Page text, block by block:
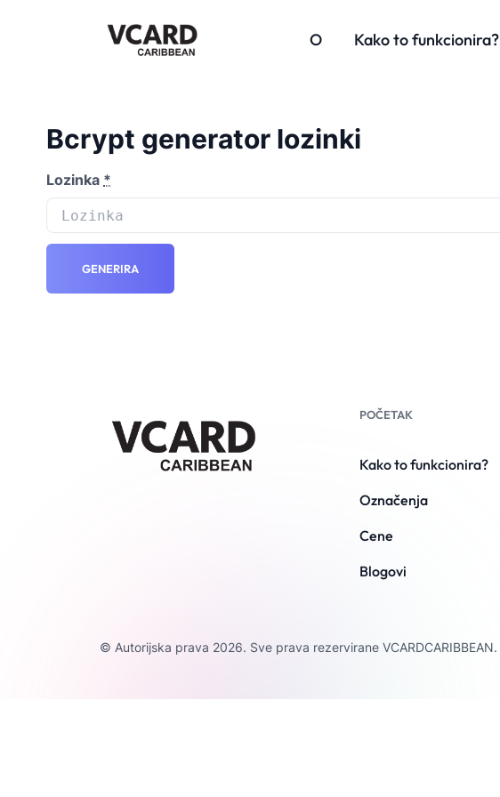
O Kako to funkcionira?
Bcrypt generator lozinki
Lozinka *
GENERIRA
POČETAK
Kako to funkcionira?
Označenja
Cene
Blogovi
© Autorijska prava 2026. Sve prava rezervirane VCARDCARIBBEAN.